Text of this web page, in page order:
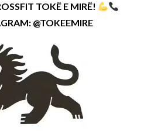
TOKË E MIRË!
@TOKEEMIRE